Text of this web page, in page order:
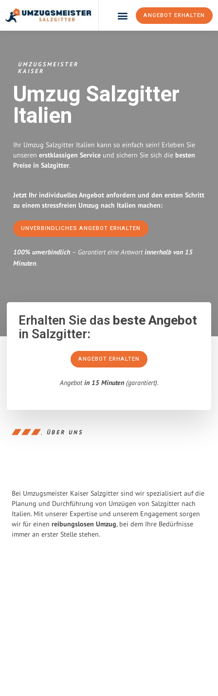
ANGEBOT ERHALTEN
UMZUGSMEISTER
KAISER
Umzug Salzgitter
Italien
Ihr Umzug Salzgitter Italien kann so einfach sein! Erleben Sie
unseren erstklassigen Service und sichern Sie sich die besten
Preise in Salzgitter.
Jetzt Ihr individuelles Angebot anfordern und den ersten Schritt
zu einem stressfreien Umzug nach Italien machen:
UNVERBINDLICHES ANGEBOT ERHALTEN
100% unverbindlich – Garantiert eine Antwortinnerhalb von 15
Minuten.
Erhalten Sie dasbeste Angebot
in Salzgitter:
ANGEBOT ERHALTEN
Angebotin 15 Minuten(garantiert).
ÜBER UNS
Bei Umzugsmeister Kaiser Salzgitter sind wir spezialisiert auf die
Planung und Durchführung von Umzügen von Salzgitter nach
Italien. Mit unserer Expertise und unserem Engagement sorgen
wir für einen reibungslosen Umzug, bei dem Ihre Bedürfnisse
immer an erster Stelle stehen.